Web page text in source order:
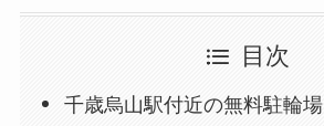
目次
千歳烏山駅付近の無料駐輪場